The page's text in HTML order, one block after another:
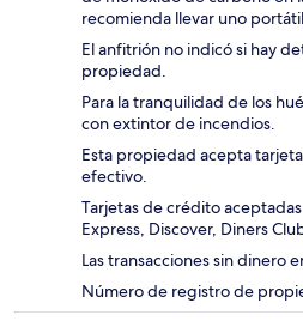
recomienda llevar uno
El anfitrión no indicó si hay
propiedad.
Para la tranquilidad de los
con extintor de incendios.
Esta propiedad acepta
efectivo.
Tarjetas de crédito
Express, Discover, Diners
Las transacciones sin dinero
Número de registro de